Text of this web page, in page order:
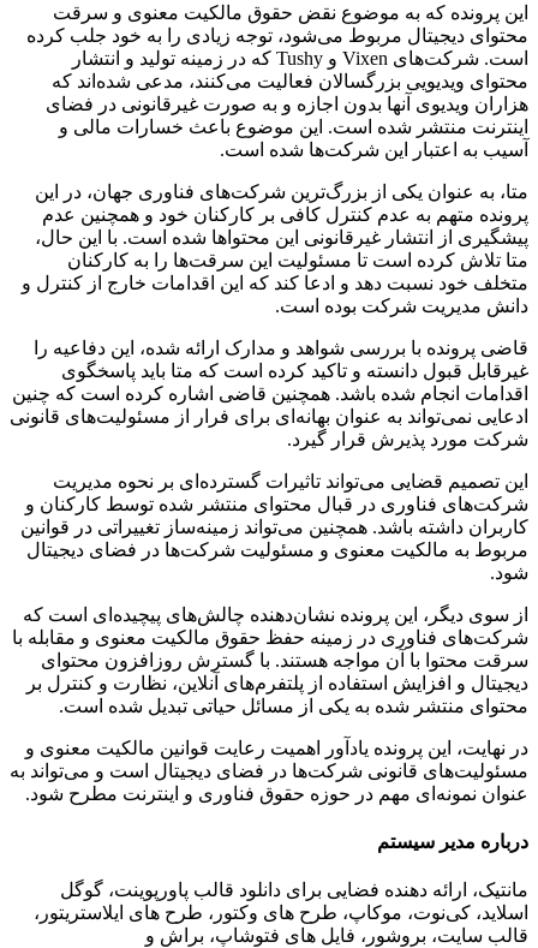
این پرونده که به موضوع نقض حقوق مالکیت معنوی و سرقت
محتوای دیجیتال مربوط می‌شود، توجه زیادی را به خود جلب کرده
است. شرکت‌های Vixen و Tushy که در زمینه تولید و انتشار
محتوای ویدیویی بزرگسالان فعالیت می‌کنند، مدعی شده‌اند که
هزاران ویدیوی آنها بدون اجازه و به صورت غیرقانونی در فضای
اینترنت منتشر شده است. این موضوع باعث خسارات مالی و
آسیب به اعتبار این شرکت‌ها شده است.
متا، به عنوان یکی از بزرگ‌ترین شرکت‌های فناوری جهان، در این
پرونده متهم به عدم کنترل کافی بر کارکنان خود و همچنین عدم
پیشگیری از انتشار غیرقانونی این محتواها شده است. با این حال،
متا تلاش کرده است تا مسئولیت این سرقت‌ها را به کارکنان
متخلف خود نسبت دهد و ادعا کند که این اقدامات خارج از کنترل و
دانش مدیریت شرکت بوده است.
قاضی پرونده با بررسی شواهد و مدارک ارائه شده، این دفاعیه را
غیرقابل قبول دانسته و تاکید کرده است که متا باید پاسخگوی
اقدامات انجام شده باشد. همچنین قاضی اشاره کرده است که چنین
ادعایی نمی‌تواند به عنوان بهانه‌ای برای فرار از مسئولیت‌های قانونی
شرکت مورد پذیرش قرار گیرد.
این تصمیم قضایی می‌تواند تاثیرات گسترده‌ای بر نحوه مدیریت
شرکت‌های فناوری در قبال محتوای منتشر شده توسط کارکنان و
کاربران داشته باشد. همچنین می‌تواند زمینه‌ساز تغییراتی در قوانین
مربوط به مالکیت معنوی و مسئولیت شرکت‌ها در فضای دیجیتال
شود.
از سوی دیگر، این پرونده نشان‌دهنده چالش‌های پیچیده‌ای است که
شرکت‌های فناوری در زمینه حفظ حقوق مالکیت معنوی و مقابله با
سرقت محتوا با آن مواجه هستند. با گسترش روزافزون محتوای
دیجیتال و افزایش استفاده از پلتفرم‌های آنلاین، نظارت و کنترل بر
محتوای منتشر شده به یکی از مسائل حیاتی تبدیل شده است.
در نهایت، این پرونده یادآور اهمیت رعایت قوانین مالکیت معنوی و
مسئولیت‌های قانونی شرکت‌ها در فضای دیجیتال است و می‌تواند به
عنوان نمونه‌ای مهم در حوزه حقوق فناوری و اینترنت مطرح شود.
درباره مدیر سیستم
مانتیک، ارائه دهنده فضایی برای دانلود قالب پاورپوینت، گوگل
اسلاید، کی‌نوت، موکاپ، طرح های وکتور، طرح های ایلاستریتور،
قالب سایت، بروشور، فایل های فتوشاپ، براش و